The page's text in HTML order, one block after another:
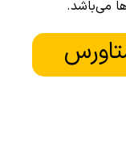
می‌باشد.